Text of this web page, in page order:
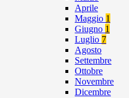
Aprile
Maggio 1
Giugno 1
Luglio 7
Agosto
Settembre
Ottobre
Novembre
Dicembre